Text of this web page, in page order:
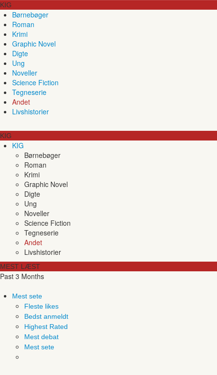
KIG
Børnebøger
Roman
Krimi
Graphic Novel
Digte
Ung
Noveller
Science Fiction
Tegneserie
Andet
Livshistorier
KIG
KIG
Børnebøger
Roman
Krimi
Graphic Novel
Digte
Ung
Noveller
Science Fiction
Tegneserie
Andet
Livshistorier
MEST LÆST
Past 3 Months
Mest sete
Fleste likes
Bedst anmeldt
Highest Rated
Mest debat
Mest sete